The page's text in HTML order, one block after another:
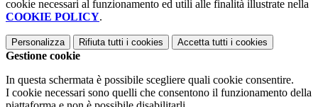
cookie necessari al funzionamento ed utili alle finalità illustrate nella
COOKIE POLICY.
Personalizza Rifiuta tutti i cookies Accetta tutti i cookies
Gestione cookie
In questa schermata è possibile scegliere quali cookie consentire.
I cookie necessari sono quelli che consentono il funzionamento della